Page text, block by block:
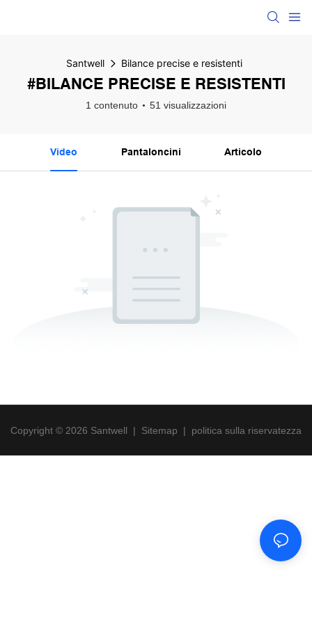
Santwell Bilance precise e resistenti
#BILANCE PRECISE E RESISTENTI
1 contenuto 51 visualizzazioni
Video Pantaloncini Articolo
Copyright © 2026 Santwell | Sitemap | politica sulla riservatezza